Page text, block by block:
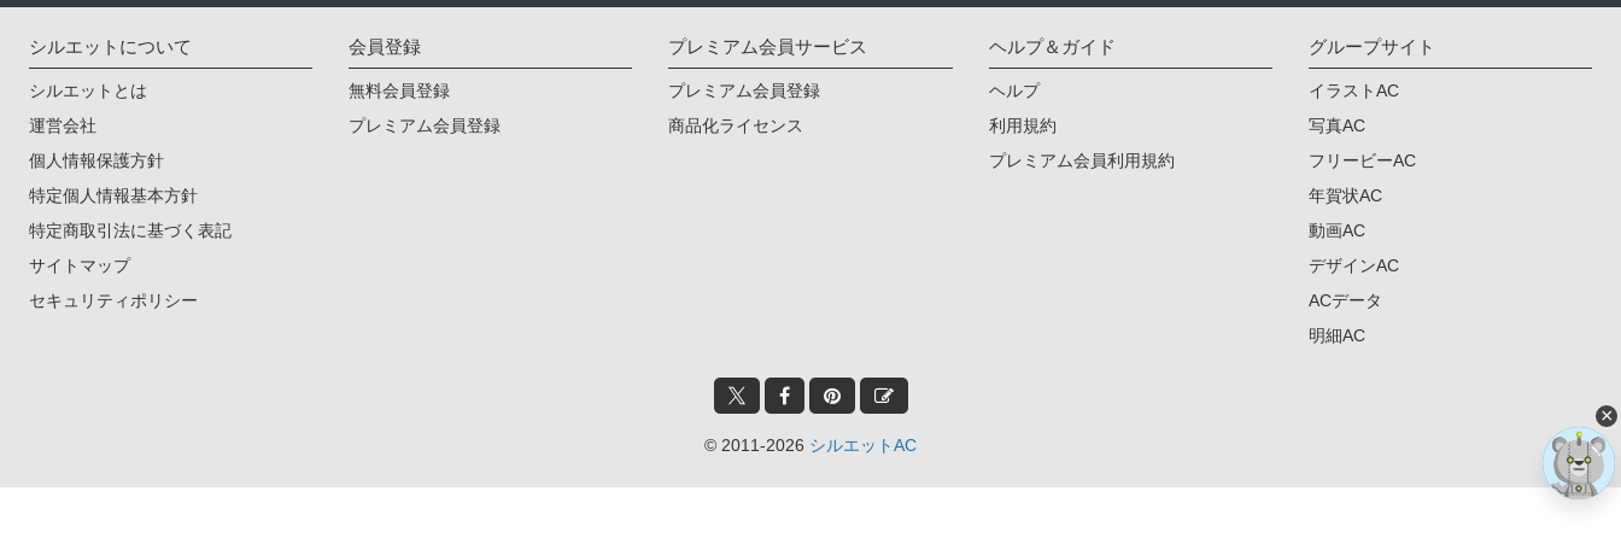
シルエットについて
シルエットとは
運営会社
個人情報保護方針
特定個人情報基本方針
特定商取引法に基づく表記
サイトマップ
セキュリティポリシー
会員登録
無料会員登録
プレミアム会員登録
プレミアム会員サービス
プレミアム会員登録
商品化ライセンス
ヘルプ＆ガイド
ヘルプ
利用規約
プレミアム会員利用規約
グループサイト
イラストAC
写真AC
フリービーAC
年賀状AC
動画AC
デザインAC
ACデータ
明細AC
© 2011-2026 シルエットAC
×